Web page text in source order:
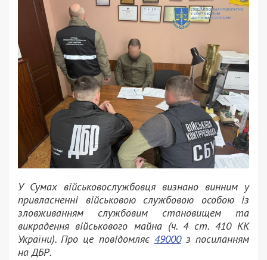
У Сумах військовослужбовця визнано винним у
привласненні військовою службовою особою із
зловживанням службовим становищем та
викрадення військового майна (ч. 4 ст. 410 КК
України). Про це повідомляє 49000з посиланням
на ДБР.